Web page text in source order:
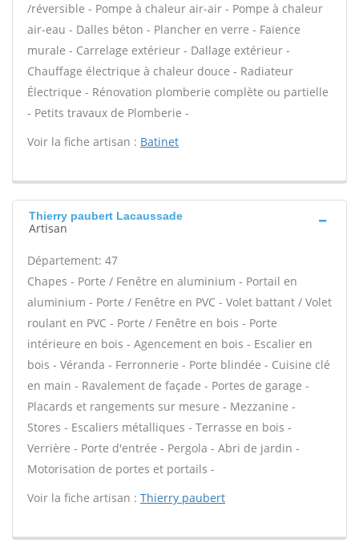
/réversible - Pompe à chaleur air-air - Pompe à chaleur
air-eau - Dalles béton - Plancher en verre - Faïence
murale - Carrelage extérieur - Dallage extérieur -
Chauffage électrique à chaleur douce - Radiateur
Électrique - Rénovation plomberie complète ou partielle
- Petits travaux de Plomberie -
Voir la fiche artisan : Batinet
Thierry paubert Lacaussade
Artisan
Département: 47
Chapes - Porte / Fenêtre en aluminium - Portail en
aluminium - Porte / Fenêtre en PVC - Volet battant / Volet
roulant en PVC - Porte / Fenêtre en bois - Porte
intérieure en bois - Agencement en bois - Escalier en
bois - Véranda - Ferronnerie - Porte blindée - Cuisine clé
en main - Ravalement de façade - Portes de garage -
Placards et rangements sur mesure - Mezzanine -
Stores - Escaliers métalliques - Terrasse en bois -
Verrière - Porte d'entrée - Pergola - Abri de jardin -
Motorisation de portes et portails -
Voir la fiche artisan : Thierry paubert